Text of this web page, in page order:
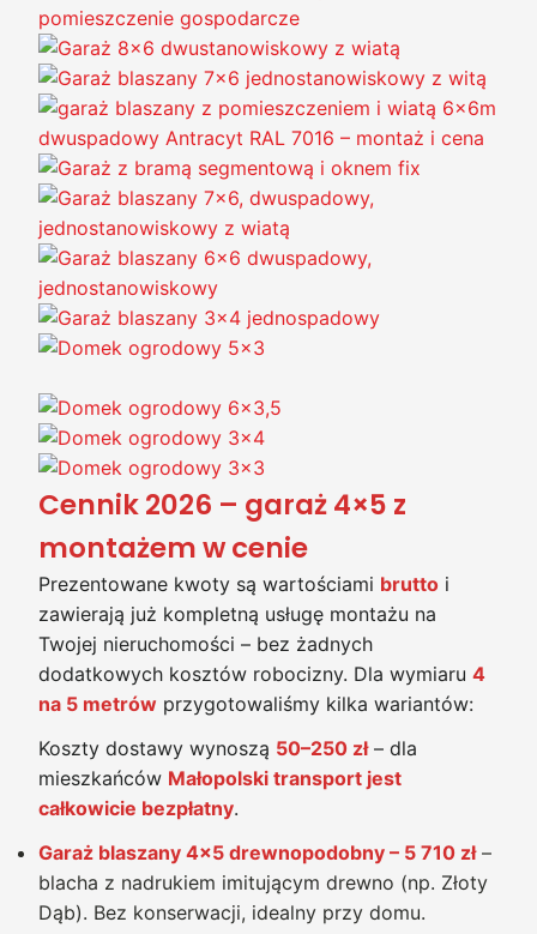
Cennik 2026 – garaż 4×5 z
montażem w cenie
Prezentowane kwoty są wartościami brutto i
zawierają już kompletną usługę montażu na
Twojej nieruchomości – bez żadnych
dodatkowych kosztów robocizny. Dla wymiaru 4
na 5 metrów przygotowaliśmy kilka wariantów:
Koszty dostawy wynoszą 50–250 zł– dla
mieszkańców Małopolski transport jest
całkowicie bezpłatny.
Garaż blaszany 4×5 drewnopodobny – 5 710 zł–
blacha z nadrukiem imitującym drewno (np. Złoty
Dąb). Bez konserwacji, idealny przy domu.